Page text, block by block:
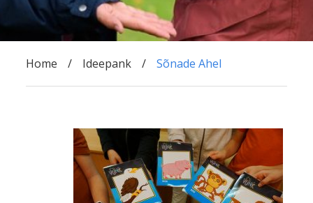
Home Ideepank Sõnade Ahel